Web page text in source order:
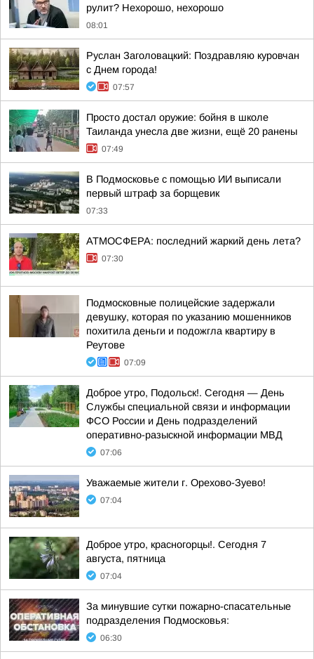
рулит? Нехорошо, нехорошо
08:01
Руслан Заголовацкий: Поздравляю куровчан
с Днем города!
07:57
Просто достал оружие: бойня в школе
Таиланда унесла две жизни, ещё 20 ранены
07:49
В Подмосковье с помощью ИИ выписали
первый штраф за борщевик
07:33
АТМОСФЕРА: последний жаркий день лета?
07:30
Подмосковные полицейские задержали
девушку, которая по указанию мошенников
похитила деньги и подожгла квартиру в
Реутове
07:09
Доброе утро, Подольск!. Сегодня — День
Службы специальной связи и информации
ФСО России и День подразделений
оперативно-разыскной информации МВД
07:06
Уважаемые жители г. Орехово-Зуево!
07:04
Доброе утро, красногорцы!. Сегодня 7
августа, пятница
07:04
За минувшие сутки пожарно-спасательные
подразделения Подмосковья:
06:30